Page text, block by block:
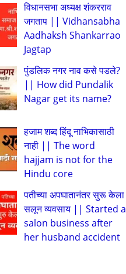
विधानसभा अध्यक्ष शंकरराव
जगताप || Vidhansabha
Aadhaksh Shankarrao
Jagtap
पुंडलिक नगर नाव कसे पडले?
|| How did Pundalik
Nagar get its name?
हजाम शब्द हिंदू नाभिकासाठी
नाही || The word
hajjam is not for the
Hindu core
पतीच्या अपघातानंतर सुरू केला
सलून व्यवसाय || Started a
salon business after
her husband accident